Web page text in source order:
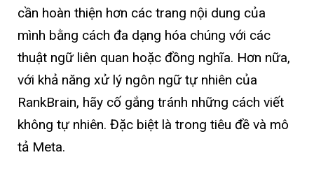
cần hoàn thiện hơn các trang nội dung của
mình bằng cách đa dạng hóa chúng với các
thuật ngữ liên quan hoặc đồng nghĩa. Hơn nữa,
với khả năng xử lý ngôn ngữ tự nhiên của
RankBrain, hãy cố gắng tránh những cách viết
không tự nhiên. Đặc biệt là trong tiêu đề và mô
tả Meta.